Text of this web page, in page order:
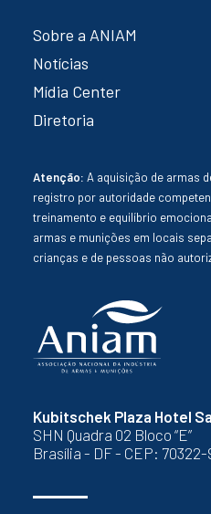
Kubitschek Plaza Hotel
SHN Quadra 02 Bloco “E”
Brasília - DF - CEP: 70322-
Sobre a ANIAM
Notícias
Mídia Center
Diretoria
Atenção: A aquisição de armas
registro por autoridade
treinamento e equilíbrio
armas e munições em locais
crianças e de pessoas não